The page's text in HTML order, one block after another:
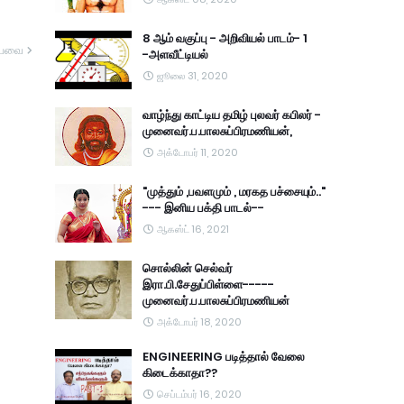
8 ஆம் வகுப்பு - அறிவியல் பாடம்- 1
-அளவீட்டியல்
ஜூலை 31, 2020
வாழ்ந்து காட்டிய தமிழ் புலவர் கபிலர் -
முனைவர்.ப.பாலசுப்பிரமணியன்,
அக்டோபர் 11, 2020
"முத்தும் ,பவளமும் , மரகத பச்சையும்.."
--- இனிய பக்தி பாடல்--
ஆகஸ்ட் 16, 2021
சொல்லின் செல்வர்
இரா.பி.சேதுப்பிள்ளை-----
முனைவர்.ப.பாலசுப்பிரமணியன்
அக்டோபர் 18, 2020
ENGINEERING படித்தால் வேலை
கிடைக்காதா??
செப்டம்பர் 16, 2020